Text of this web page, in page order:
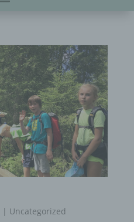
| Uncategorized